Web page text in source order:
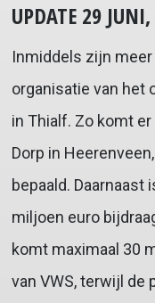
UPDATE 29
Inmiddels zijn
organisatie van het
in Thialf. Zo komt
Dorp in
bepaald. Daarnaast
miljoen euro
komt maximaal 30
van VWS, terwijl de